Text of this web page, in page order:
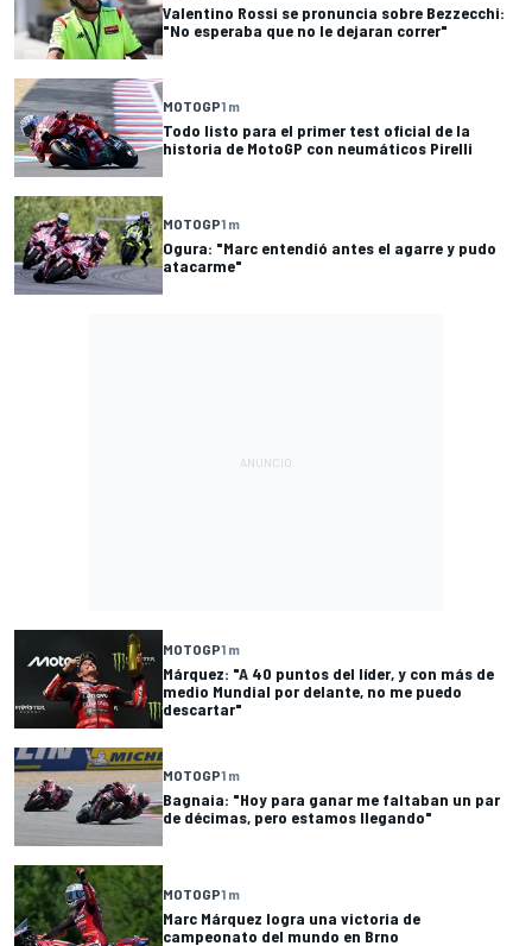
Valentino Rossi se pronuncia sobre Bezzecchi:
"No esperaba que no le dejaran correr"
MOTOGP1 m
Todo listo para el primer test oficial de la
historia de MotoGP con neumáticos Pirelli
MOTOGP1 m
Ogura: "Marc entendió antes el agarre y pudo
atacarme"
MOTOGP1 m
Márquez: "A 40 puntos del líder, y con más de
medio Mundial por delante, no me puedo
descartar"
MOTOGP1 m
Bagnaia: "Hoy para ganar me faltaban un par
de décimas, pero estamos llegando"
MOTOGP1 m
Marc Márquez logra una victoria de
campeonato del mundo en Brno